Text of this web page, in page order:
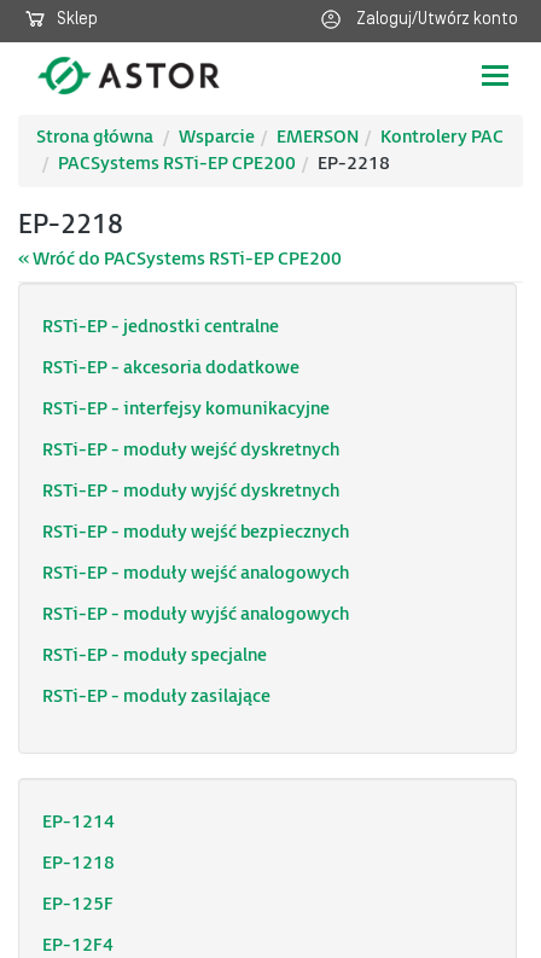
Sklep Zaloguj/Utwórz konto
Strona główna
Wsparcie EMERSON
Kontrolery PAC
PACSystems RSTi-EP CPE200
EP-2218
EP-2218
« Wróć do PACSystems RSTi-EP CPE200
RSTi-EP - jednostki centralne
RSTi-EP - akcesoria dodatkowe
RSTi-EP - interfejsy komunikacyjne
RSTi-EP - moduły wejść dyskretnych
RSTi-EP - moduły wyjść dyskretnych
RSTi-EP - moduły wejść bezpiecznych
RSTi-EP - moduły wejść analogowych
RSTi-EP - moduły wyjść analogowych
RSTi-EP - moduły specjalne
RSTi-EP - moduły zasilające
EP-1214
EP-1218
EP-125F
EP-12F4